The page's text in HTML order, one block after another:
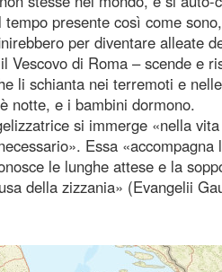
presente così come
per diventare alleate
di Roma – scende e
li schianta nei terremoti e
notte, e i bambini dormono.
si immerge «nella
Essa «accompagna
le lunghe attese e la
della zizzania» (Evangelii